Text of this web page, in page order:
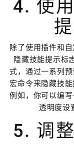
4. 使
除了使用插件和
隐藏技能提示标
式，通过一系列
宏命令来隐藏技
例如，你可以编
透明度设
5. 调